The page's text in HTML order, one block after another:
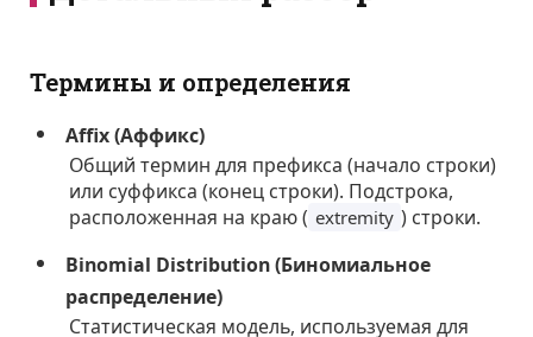
Термины и определения
Affix (Аффикс)
Общий термин для префикса (начало строки)
или суффикса (конец строки). Подстрока,
расположенная на краю ( extremity ) строки.
Binomial Distribution (Биномиальное
распределение)
Статистическая модель, используемая для